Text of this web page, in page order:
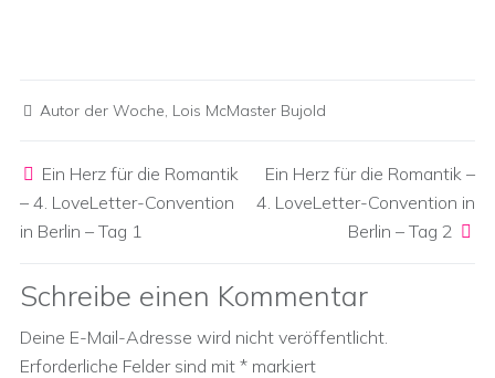
Autor der Woche, Lois McMaster Bujold
Ein Herz für die Romantik
– 4. LoveLetter-Convention
in Berlin – Tag 1
Ein Herz für die Romantik –
4. LoveLetter-Convention in
Berlin – Tag 2
Schreibe einen Kommentar
Deine E-Mail-Adresse wird nicht veröffentlicht.
Erforderliche Felder sind mit * markiert